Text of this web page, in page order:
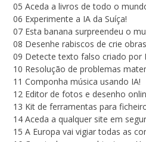
05 Aceda a livros de todo o
06 Experimente a IA da Suíça!
07 Esta banana surpreendeu o
08 Desenhe rabiscos de crie
09 Detecte texto falso criado por
10 Resolução de problemas
11 Componha música usando IA!
12 Editor de fotos e desenho
13 Kit de ferramentas para
14 Aceda a qualquer site em
15 A Europa vai vigiar todas as